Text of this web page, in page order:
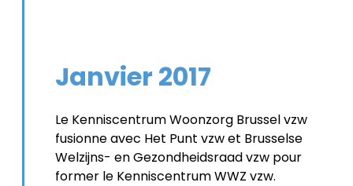
Janvier 2017
Le Kenniscentrum Woonzorg Brussel vzw
fusionne avec Het Punt vzw et Brusselse
Welzijns- en Gezondheidsraad vzw pour
former le Kenniscentrum WWZ vzw.